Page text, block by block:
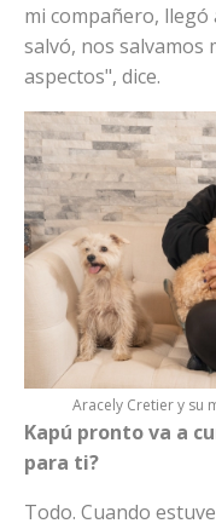
mi compañero,
salvó, nos
aspectos", dice.
Aracely Cretier y su
Kapú pronto va a
para ti?
Todo. Cuando